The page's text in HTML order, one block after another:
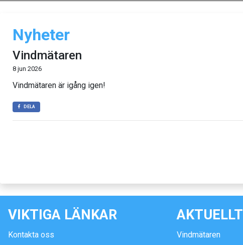
Nyheter
Vindmätaren
8 jun 2026
Vindmätaren är igång igen!
DELA
VIKTIGA LÄNKAR
Kontakta oss
AKTUELLT
Vindmätaren